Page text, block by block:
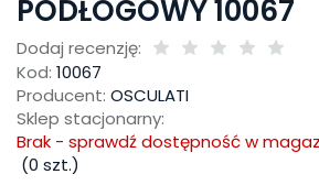
PODŁOGOWY 10067
Dodaj recenzję:
Kod: 10067
Producent: OSCULATI
Sklep stacjonarny:
Brak - sprawdź dostępność w
(0 szt.)